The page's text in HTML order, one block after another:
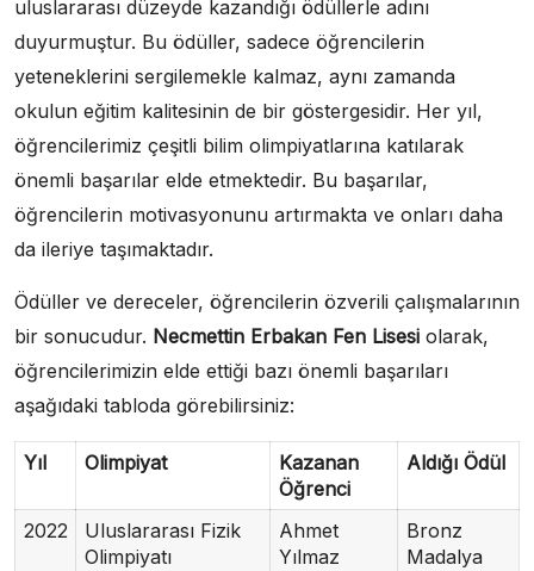
uluslararası düzeyde kazandığı ödüllerle adını
duyurmuştur. Bu ödüller, sadece öğrencilerin
yeteneklerini sergilemekle kalmaz, aynı zamanda
okulun eğitim kalitesinin de bir göstergesidir. Her yıl,
öğrencilerimiz çeşitli bilim olimpiyatlarına katılarak
önemli başarılar elde etmektedir. Bu başarılar,
öğrencilerin motivasyonunu artırmakta ve onları daha
da ileriye taşımaktadır.
Ödüller ve dereceler, öğrencilerin özverili çalışmalarının
bir sonucudur. Necmettin Erbakan Fen Lisesi olarak,
öğrencilerimizin elde ettiği bazı önemli başarıları
aşağıdaki tabloda görebilirsiniz:
Yıl Olimpiyat
Kazanan
Öğrenci
Aldığı Ödül
2022
Uluslararası Fizik
Olimpiyatı
Ahmet
Yılmaz
Bronz
Madalya